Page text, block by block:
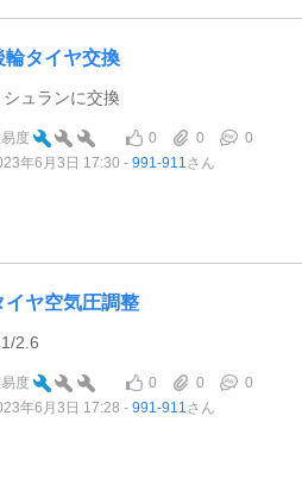
輪タイヤ交換
シュランに交換
度 0 0
0
年6月3日 17:30
991-911さん
イヤ空気圧調整
2.6
度 0 0
0
年6月3日 17:28
991-911さん